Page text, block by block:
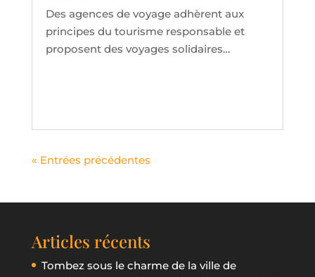
Des agences de voyage adhèrent aux
principes du tourisme responsable et
proposent des voyages solidaires…
« Entrées précédentes
Articles récents
Tombez sous le charme de la ville de